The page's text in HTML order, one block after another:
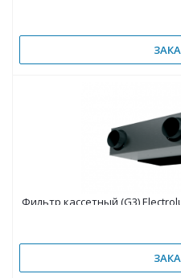
Фильтр кассетный (G3)